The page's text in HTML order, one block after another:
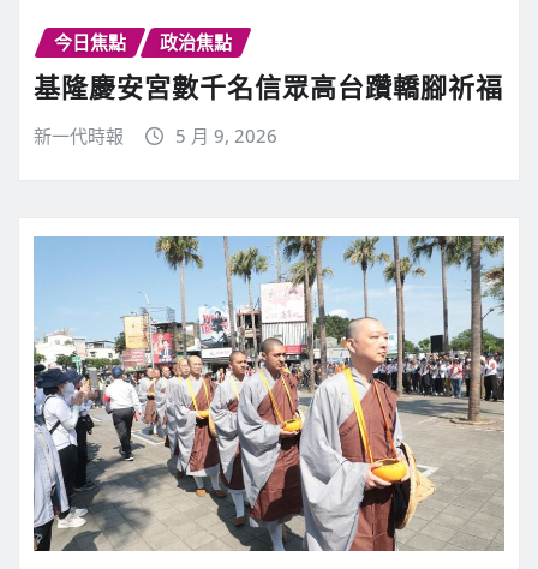
今日焦點 政治焦點
基隆慶安宮數千名信眾高台躦轎腳祈福
新一代時報 5 月 9, 2026